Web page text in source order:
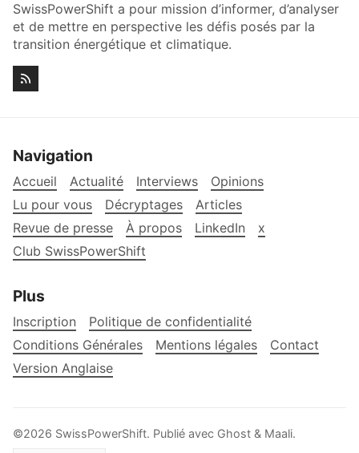
SwissPowerShift a pour mission d’informer, d’analyser
et de mettre en perspective les défis posés par la
transition énergétique et climatique.
Navigation
Accueil Actualité Interviews
Opinions
Lu pour vous
Décryptages
Articles
Revue de presse
À propos LinkedIn
x
Club SwissPowerShift
Plus
Inscription
Politique de confidentialité
Conditions Générales
Mentions légales
Contact
Version Anglaise
©2026 SwissPowerShift. Publié avec Ghost & Maali.